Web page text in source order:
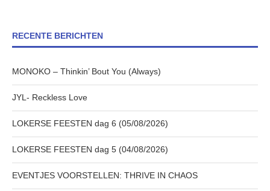
RECENTE BERICHTEN
MONOKO – Thinkin’ Bout You (Always)
JYL- Reckless Love
LOKERSE FEESTEN dag 6 (05/08/2026)
LOKERSE FEESTEN dag 5 (04/08/2026)
EVENTJES VOORSTELLEN: THRIVE IN CHAOS